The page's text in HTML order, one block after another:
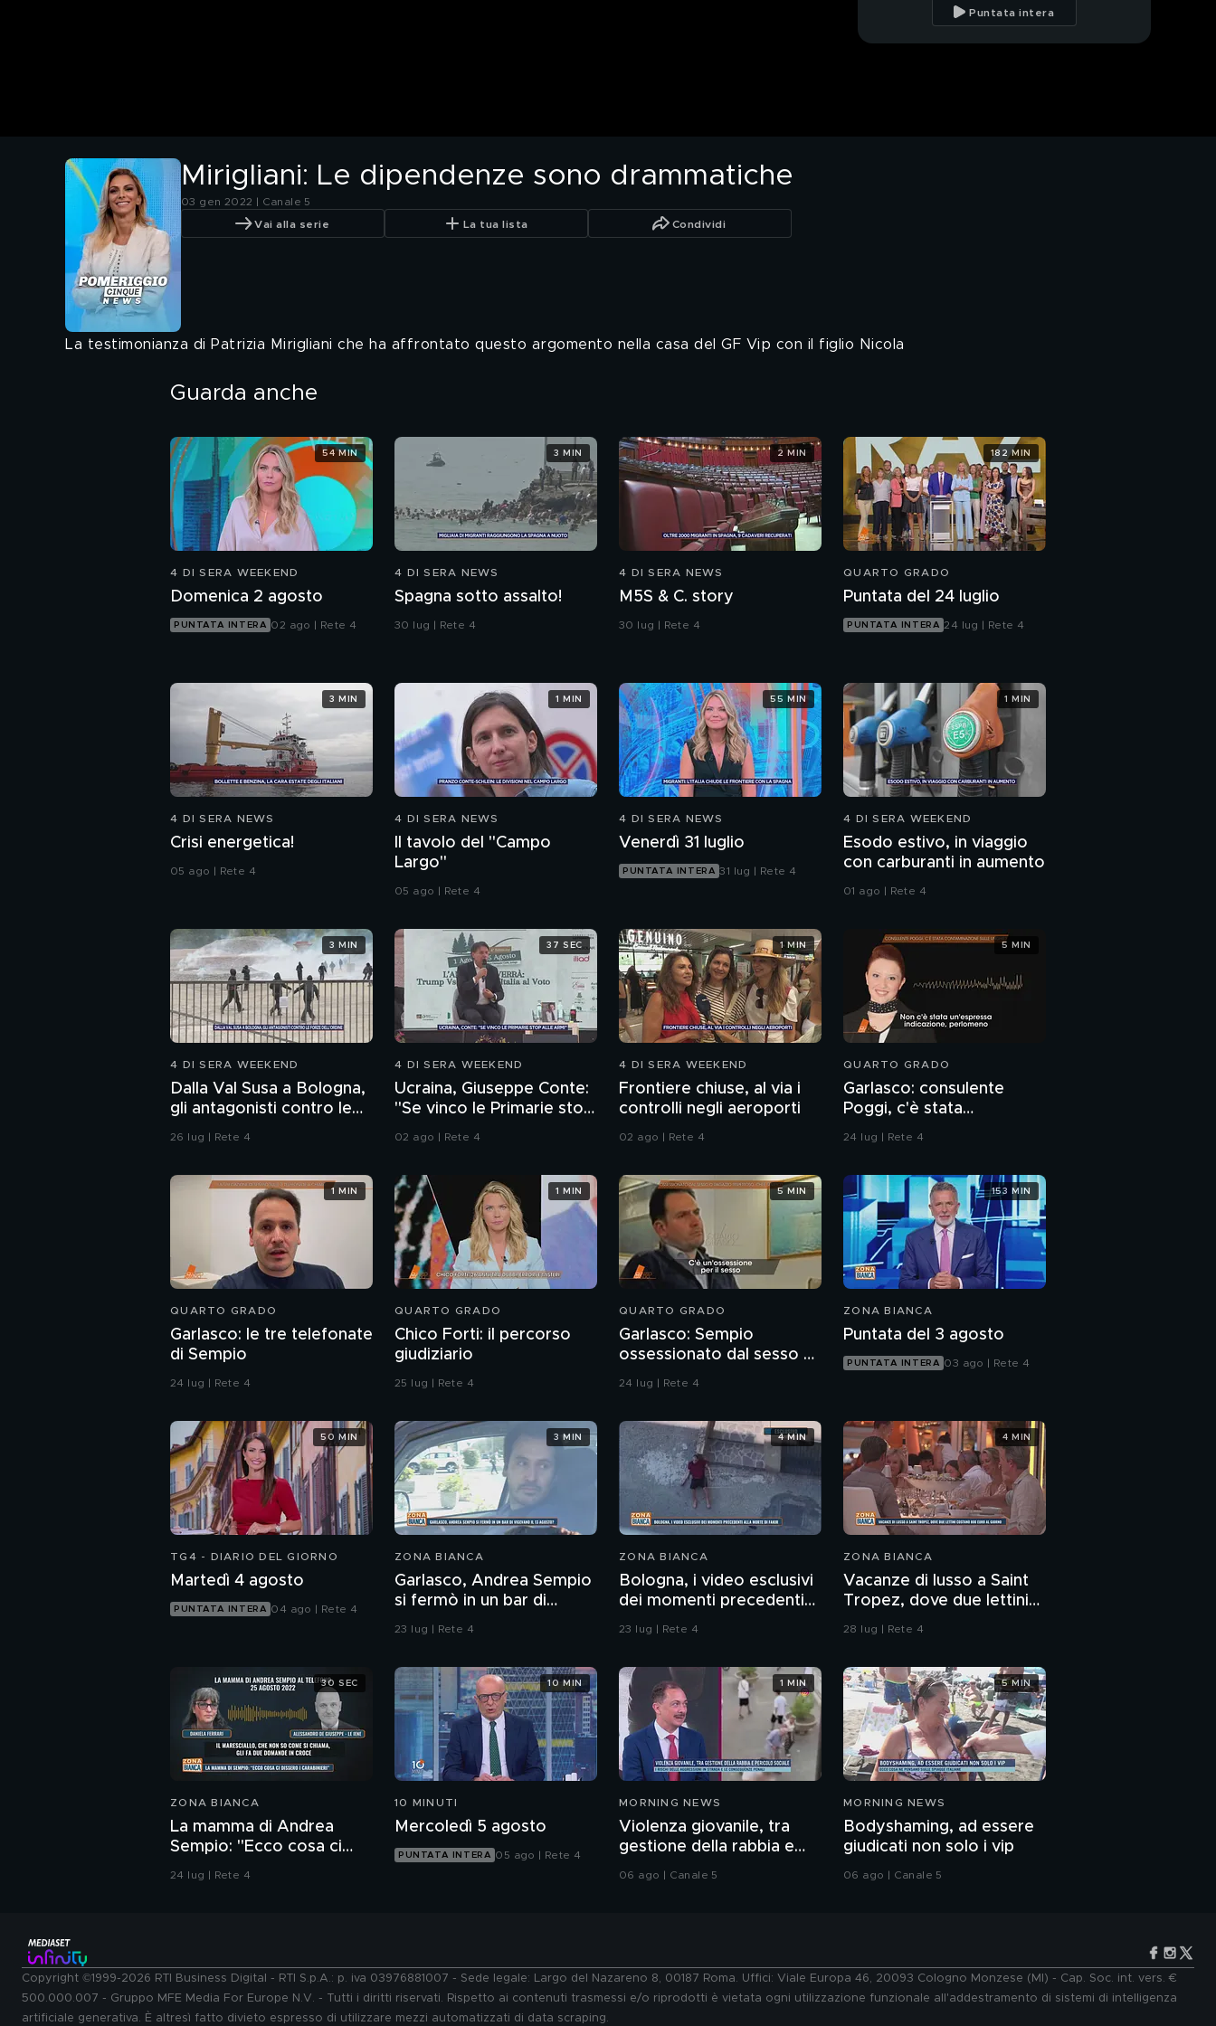
Mirigliani: Le
dipendenze sono
drammatiche
La psicologa di
Calissano: "Era
depresso"
del GF Vip
Puntata intera
Mirigliani: Le dipendenze sono drammatiche
03 gen 2022 | Canale 5
Vai alla serie La tua lista Condividi
La testimonianza di Patrizia Mirigliani che ha affrontato questo argomento nella casa del GF Vip con il figlio Nicola
Guarda anche
4 DI SERA WEEKEND
Domenica 2 agosto
PUNTATA INTERA 02 ago | Rete 4
54 MIN
4 DI SERA NEWS
Spagna sotto assalto!
30 lug | Rete 4
3 MIN
4 DI SERA NEWS
M5S & C. story
30 lug | Rete 4
2 MIN
QUARTO GRADO
Puntata del 24 luglio
PUNTATA INTERA 24 lug | Rete 4
182 MIN
4 DI SERA NEWS
Crisi energetica!
05 ago | Rete 4
3 MIN
4 DI SERA NEWS
Il tavolo del "Campo
Largo"
05 ago | Rete 4
1 MIN
4 DI SERA NEWS
Venerdì 31 luglio
PUNTATA INTERA 31 lug | Rete 4
55 MIN
4 DI SERA WEEKEND
Esodo estivo, in viaggio
con carburanti in aumento
01 ago | Rete 4
1 MIN
4 DI SERA WEEKEND
Dalla Val Susa a Bologna,
gli antagonisti contro le
forze dell'ordine
26 lug | Rete 4
3 MIN
4 DI SERA WEEKEND
Ucraina, Giuseppe Conte:
"Se vinco le Primarie stop
alle armi"
02 ago | Rete 4
37 SEC
4 DI SERA WEEKEND
Frontiere chiuse, al via i
controlli negli aeroporti
02 ago | Rete 4
1 MIN
QUARTO GRADO
Garlasco: consulente
Poggi, c'è stata
contaminazione sulle
24 lug | Rete 4
5 MIN
QUARTO GRADO
Garlasco: le tre telefonate
di Sempio
24 lug | Rete 4
1 MIN
QUARTO GRADO
Chico Forti: il percorso
giudiziario
25 lug | Rete 4
1 MIN
QUARTO GRADO
Garlasco: Sempio
ossessionato dal sesso o
ragazzo rispettoso?
24 lug | Rete 4
5 MIN
ZONA BIANCA
Puntata del 3 agosto
PUNTATA INTERA 03 ago | Rete 4
153 MIN
TG4 - DIARIO DEL GIORNO
Martedì 4 agosto
PUNTATA INTERA 04 ago | Rete 4
50 MIN
ZONA BIANCA
Garlasco, Andrea Sempio
si fermò in un bar di
Vigevano il 13 agosto?
23 lug | Rete 4
3 MIN
ZONA BIANCA
Bologna, i video esclusivi
dei momenti precedenti
alla morte di Fakir
23 lug | Rete 4
4 MIN
ZONA BIANCA
Vacanze di lusso a Saint
Tropez, dove due lettini
costano 800 euro al
28 lug | Rete 4
4 MIN
ZONA BIANCA
La mamma di Andrea
Sempio: "Ecco cosa ci
dissero i carabinieri"
24 lug | Rete 4
30 SEC
10 MINUTI
Mercoledì 5 agosto
PUNTATA INTERA 05 ago | Rete 4
10 MIN
MORNING NEWS
Violenza giovanile, tra
gestione della rabbia e
pericolo sociale: parla il
06 ago | Canale 5
1 MIN
MORNING NEWS
Bodyshaming, ad essere
giudicati non solo i vip
06 ago | Canale 5
5 MIN
Copyright ©1999-2026 RTI Business Digital - RTI S.p.A.: p. iva 03976881007 - Sede legale: Largo del Nazareno 8, 00187 Roma. Uffici: Viale Europa 46, 20093 Cologno Monzese (MI) - Cap. Soc. int. vers. €
500.000.007 - Gruppo MFE Media For Europe N.V. - Tutti i diritti riservati. Rispetto ai contenuti trasmessi e/o riprodotti è vietata ogni utilizzazione funzionale all'addestramento di sistemi di intelligenza
artificiale generativa. È altresì fatto divieto espresso di utilizzare mezzi automatizzati di data scraping.